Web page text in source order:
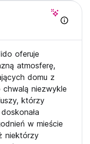
oferuje
atmosferę,
domu z
niezwykle
którzy
w mieście
niektórzy